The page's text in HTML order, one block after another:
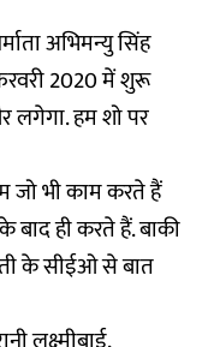
अभिमन्यु सिंह
2020 में शुरू
लगेगा. हम शो पर
जो भी काम करते हैं
बाद ही करते हैं. बाकी
के सीईओ से बात